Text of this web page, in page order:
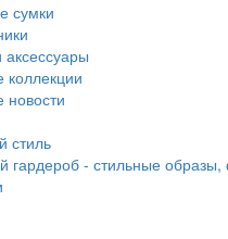
сумки
стиль
гардероб - стильные образы,